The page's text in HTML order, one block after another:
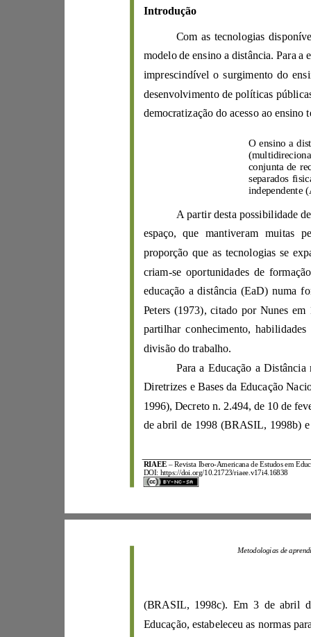
RIAEE – Revista Ibero-
DOI:
https://doi.org/10.21723/riaee.v17i4.16838
Introdução
modelo de ensino a distância.
independente
A partir
espaço,
cri am-
divisão do trabalho.
P
1996)
de abril de 1998 (
BRASIL, 1998b
( BRASIL, 1998c
Educação,